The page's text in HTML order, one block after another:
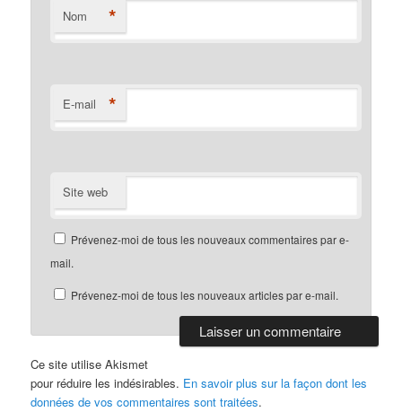
Nom *
E-mail *
Site web
Prévenez-moi de tous les nouveaux commentaires par e-
mail.
Prévenez-moi de tous les nouveaux articles par e-mail.
Ce site utilise Akismet
pour réduire les indésirables. En savoir plus sur la façon dont les
données de vos commentaires sont traitées.